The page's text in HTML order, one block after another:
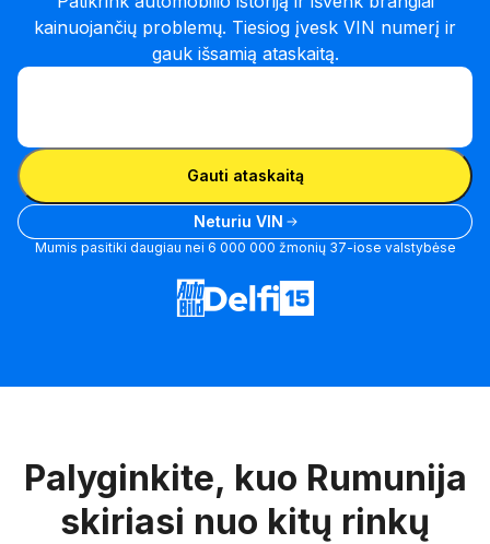
kainuojančių problemų. Tiesiog įvesk VIN numerį ir
gauk išsamią ataskaitą.
Įvesk VIN
Įvesk VIN
Gauti ataskaitą
Neturiu VIN
Mumis pasitiki daugiau nei 6 000 000 žmonių 37-iose valstybėse
Palyginkite, kuo Rumunija
skiriasi nuo kitų rinkų